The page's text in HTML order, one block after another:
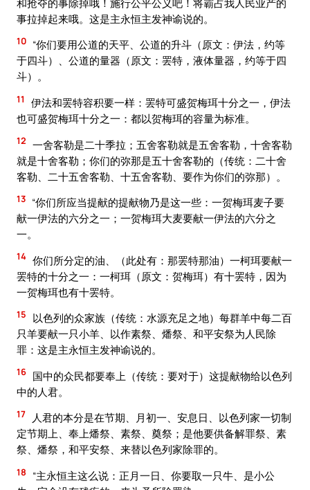
事拉掉起来哦。这是主永恒主发神谕说的。
10 “你们要用公道的天平、公道的升斗（原文：伊法，约等
于四斗）、公道的量器（原文：罢特，液体量器，约等于四
斗）。
11
伊法和罢特容积要一样：罢特可盛贺梅珥十分之一，伊法
也可盛贺梅珥十分之一：都以贺梅珥的容量为标准。
12 一舍客勒是二十季拉；五舍客勒就是五舍客勒，十舍客勒
就是十舍客勒；你们的弥那是五十舍客勒的（传统：二十舍
客勒、二十五舍客勒、十五舍客勒、要作为你们的弥那）。
13 “你们所应当提献的提献物乃是这一些：一贺梅珥麦子要
献一伊法的六分之一；一贺梅珥大麦要献一伊法的六分之
一。
14 你们所分定的油、（此处有：那罢特那油）一柯珥要献一
罢特的十分之一：一柯珥（原文：贺梅珥）有十罢特，因为
一贺梅珥也有十罢特。
15
以色列的众家族（传统：水源充足之地）每群羊中每二百
只羊要献一只小羊、以作素祭、燔祭、和平安祭为人民除
罪：这是主永恒主发神谕说的。
16 国中的众民都要奉上（传统：要对于）这提献物给以色列
中的人君。
17
人君的本分是在节期、月初一、安息日、以色列家一切制
定节期上、奉上燔祭、素祭、奠祭；是他要供备解罪祭、素
祭、燔祭，和平安祭、来替以色列家除罪的。
18
“主永恒主这么说：正月一日、你要取一只牛、是小公